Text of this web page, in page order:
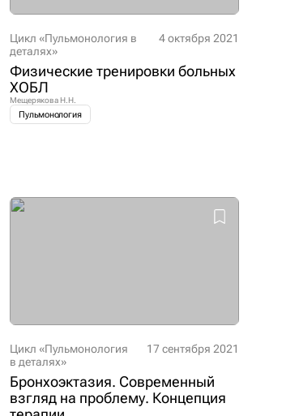
Цикл «Пульмонология в
деталях»
4 октября 2021
Физические тренировки больных
ХОБЛ
Мещерякова Н.Н.
Пульмонология
Цикл «Пульмонология
в деталях»
17 сентября 2021
Бронхоэктазия. Современный
взгляд на проблему. Концепция